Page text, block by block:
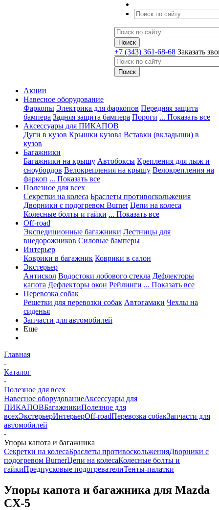
+7 (343) 361-68-68 Заказать
Акции
Навесное оборудование
Фаркопы Электрика для фаркопов Передняя защита
бампера Задняя защита бампера Пороги ... Показать все
Аксессуары для ПИКАПОВ
Дуги в кузов Крышки кузова Вставки (вкладыши) в
кузов
Багажники
Багажники на крышу Автобоксы Крепления для лыж и
сноубордов Велокрепления на крышу Велокрепления на
фаркоп ... Показать все
Полезное для всех
Секретки на колеса Браслеты противоскольжения
Дворники с подогревом Burner Цепи на колеса
Колесные болты и гайки ... Показать все
Off-road
Экспедиционные багажники Лестницы для
внедорожников Силовые бамперы
Интерьер
Коврики в багажник Коврики в салон
Экстерьер
Антискол Водостоки лобового стекла Дефлекторы
капота Дефлекторы окон Рейлинги ... Показать все
Перевозка собак
Решетки для перевозки собак Автогамаки Чехлы на
сиденья
Запчасти для автомобилей
Еще
Главная
-
Каталог
-
Полезное для всех
Навесное оборудованиеАксессуары для
ПИКАПОВБагажникиПолезное для
всехЭкстерьерИнтерьерOff-roadПеревозка собакЗапчасти для
автомобилей
-
Упоры капота и багажника
Секретки на колесаБраслеты противоскольженияДворники с
подогревом BurnerЦепи на колесаКолесные болты и
гайкиПредпусковые подогревателиТенты-палатки
Упоры капота и багажника для Mazda
CX-5